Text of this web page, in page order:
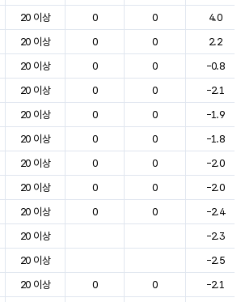
20 이상 0 0
4.0
20 이상 0 0
2.2
20 이상 0 0
-0.8
20 이상 0 0
-2.1
20 이상 0 0
-1.9
20 이상 0 0
-1.8
20 이상 0 0
-2.0
20 이상 0 0
-2.0
20 이상 0 0
-2.4
20 이상
-2.3
20 이상
-2.5
20 이상 0 0
-2.1